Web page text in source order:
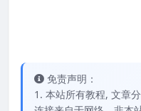
免责声明：
1. 本站所有教程, 文章